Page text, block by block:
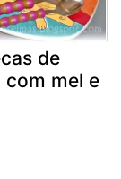
de
com mel e